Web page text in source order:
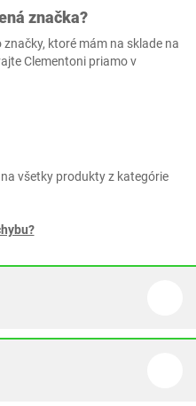
značka?
ktoré mám na sklade na
Clementoni priamo v
všetky produkty z kategórie